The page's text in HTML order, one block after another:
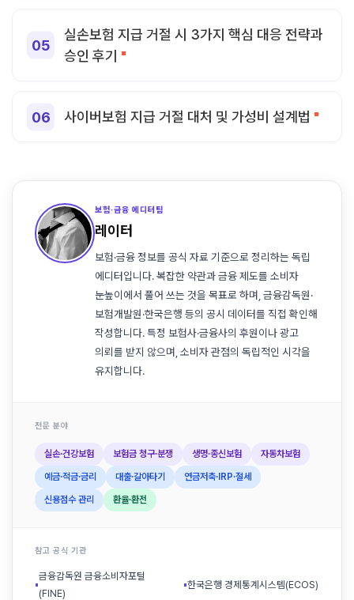
실손보험 지급 거절 시 3가지 핵심 대응 전략과
승인 후기
사이버보험 지급 거절 대처 및 가성비 설계법
보험·금융 에디터팀
레이터
보험·금융 정보를 공식 자료 기준으로 정리하는 독립
에디터입니다. 복잡한 약관과 금융 제도를 소비자
눈높이에서 풀어 쓰는 것을 목표로 하며, 금융감독원·
보험개발원·한국은행 등의 공시 데이터를 직접 확인해
작성합니다. 특정 보험사·금융사의 후원이나 광고
의뢰를 받지 않으며, 소비자 관점의 독립적인 시각을
유지합니다.
전문 분야
실손·건강보험 보험금 청구·분쟁 생명·종신보험 자동차보험
예금·적금·금리 대출·갈아타기 연금저축·IRP·절세
신용점수 관리 환율·환전
참고 공식 기관
▪
금융감독원 금융소비자포털
(FINE)
▪한국은행 경제통계시스템(ECOS)